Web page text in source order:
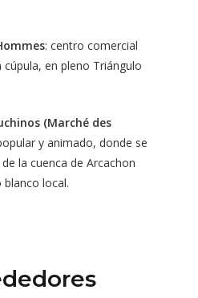
: centro comercial
en pleno Triángulo
(Marché des
y animado, donde se
la cuenca de Arcachon
local.